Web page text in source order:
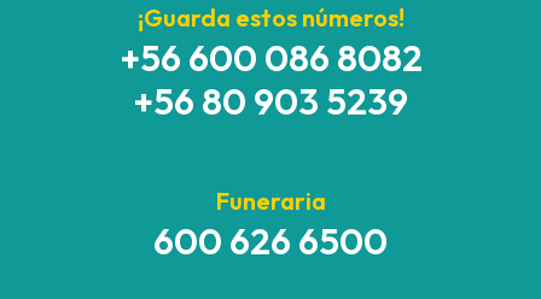
¡Guarda estos números!
+56 600 086 8082
+56 80 903 5239
Funeraria
600 626 6500